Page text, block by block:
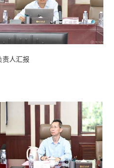
责人汇报